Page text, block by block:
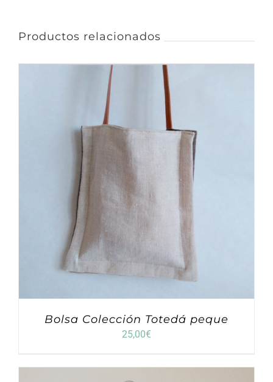
Productos relacionados
Bolsa Colección Totedá peque
25,00€